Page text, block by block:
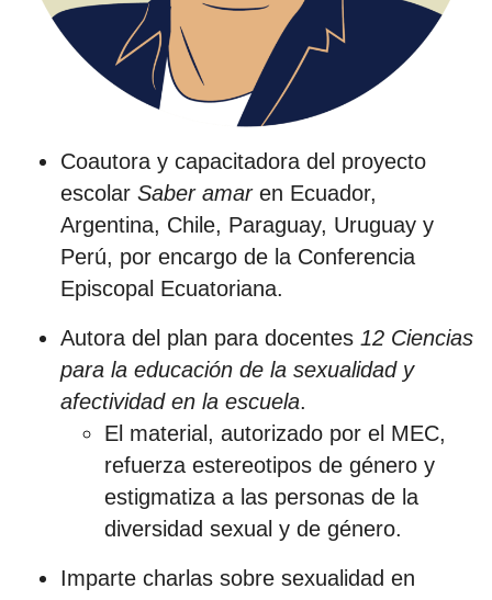
Coautora y capacitadora del proyecto
escolar Saber amaren Ecuador,
Argentina, Chile, Paraguay, Uruguay y
Perú, por encargo de la Conferencia
Episcopal Ecuatoriana.
Autora del plan para docentes 12 Ciencias
para la educación de la sexualidad y
afectividad en la escuela.
El material, autorizado por el MEC,
refuerza estereotipos de género y
estigmatiza a las personas de la
diversidad sexual y de género.
Imparte charlas sobre sexualidad en